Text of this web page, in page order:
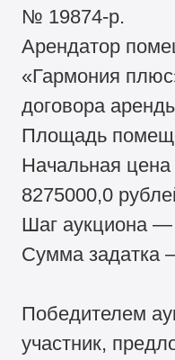
№ 19874-р.
Арендатор
«Гармония
договора
Площадь
Начальная
8275000,0
Шаг аукциона —
Сумма задатка
Победителем
участник,